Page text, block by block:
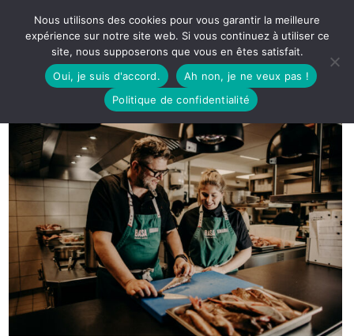
Nous utilisons des cookies pour vous garantir la meilleure
expérience sur notre site web. Si vous continuez à utiliser ce
site, nous supposerons que vous en êtes satisfait.
Oui, je suis d'accord.
Ah non, je ne veux pas !
Politique de confidentialité